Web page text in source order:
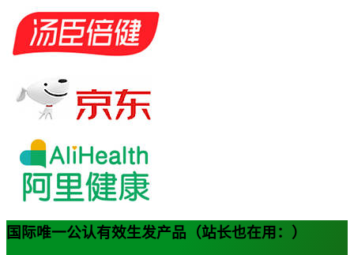
国际唯一公认有效生发产品（站长也在用：）